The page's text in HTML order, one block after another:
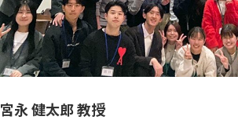
宮永 健太郎 教授